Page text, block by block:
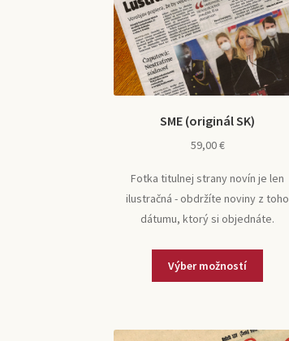
SME (originál SK)
59,00€
Fotka titulnej strany novín je len
ilustračná - obdržíte noviny z toho
dátumu, ktorý si objednáte.